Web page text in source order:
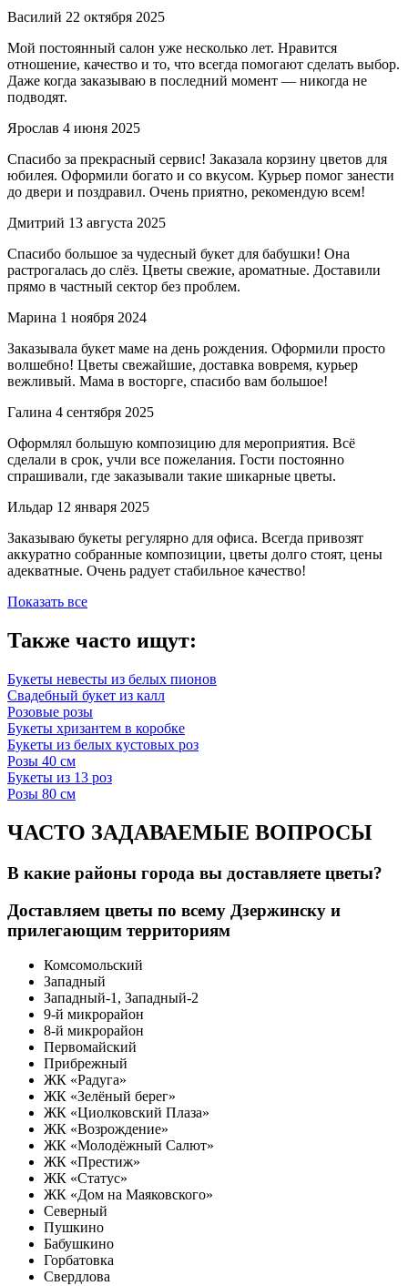
Василий 22 октября 2025
Мой постоянный салон уже несколько лет. Нравится
отношение, качество и то, что всегда помогают сделать выбор.
Даже когда заказываю в последний момент — никогда не
подводят.
Ярослав 4 июня 2025
Спасибо за прекрасный сервис! Заказала корзину цветов для
юбилея. Оформили богато и со вкусом. Курьер помог занести
до двери и поздравил. Очень приятно, рекомендую всем!
Дмитрий 13 августа 2025
Спасибо большое за чудесный букет для бабушки! Она
растрогалась до слёз. Цветы свежие, ароматные. Доставили
прямо в частный сектор без проблем.
Марина 1 ноября 2024
Заказывала букет маме на день рождения. Оформили просто
волшебно! Цветы свежайшие, доставка вовремя, курьер
вежливый. Мама в восторге, спасибо вам большое!
Галина 4 сентября 2025
Оформлял большую композицию для мероприятия. Всё
сделали в срок, учли все пожелания. Гости постоянно
спрашивали, где заказывали такие шикарные цветы.
Ильдар 12 января 2025
Заказываю букеты регулярно для офиса. Всегда привозят
аккуратно собранные композиции, цветы долго стоят, цены
адекватные. Очень радует стабильное качество!
Показать все
Также часто ищут:
Букеты невесты из белых пионов
Свадебный букет из калл
Розовые розы
Букеты хризантем в коробке
Букеты из белых кустовых роз
Розы 40 см
Букеты из 13 роз
Розы 80 см
ЧАСТО ЗАДАВАЕМЫЕ ВОПРОСЫ
В какие районы города вы доставляете цветы?
Доставляем цветы по всему Дзержинску и
прилегающим территориям
Комсомольский
Западный
Западный-1, Западный-2
9-й микрорайон
8-й микрорайон
Первомайский
Прибрежный
ЖК «Радуга»
ЖК «Зелёный берег»
ЖК «Циолковский Плаза»
ЖК «Возрождение»
ЖК «Молодёжный Салют»
ЖК «Престиж»
ЖК «Статус»
ЖК «Дом на Маяковского»
Северный
Пушкино
Бабушкино
Горбатовка
Свердлова